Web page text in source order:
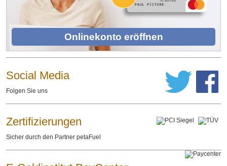
Onlinekonto eröffnen
Social Media
Folgen Sie uns
Zertifizierungen
Sicher durch den Partner petaFuel